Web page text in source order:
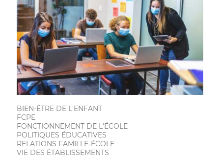
BIEN-ÊTRE DE L'ENFANT
FCPE
FONCTIONNEMENT DE L'ÉCOLE
POLITIQUES ÉDUCATIVES
RELATIONS FAMILLE-ÉCOLE
VIE DES ÉTABLISSEMENTS